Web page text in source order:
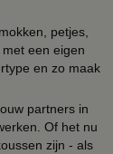
petjes,
een eigen
en zo maak
partners in
Of het nu
zijn - als